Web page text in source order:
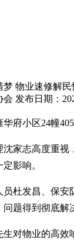
梦 物业速修解民
发布日期：
华府小区24幢
家志高度重
影响。
杜发昌、保
题得到彻底解
对物业的高